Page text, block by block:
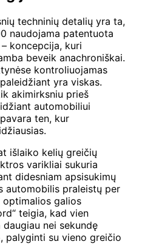
techninių detalių yra ta,
naudojama patentuota
koncepcija, kuri
beveik anachroniškai.
kontroliuojamas
yra viskas.
akimirksniu prieš
automobiliui
ten, kur
išlaiko kelių greičių
varikliai sukuria
didesniam apsisukimų
automobilis praleistų per
galios
teigia, kad vien
nei sekundę
palyginti su vieno greičio